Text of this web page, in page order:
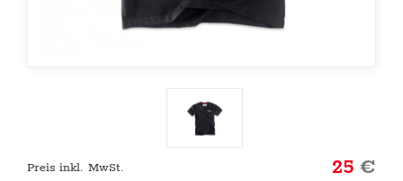
Preis inkl. MwSt. 25€